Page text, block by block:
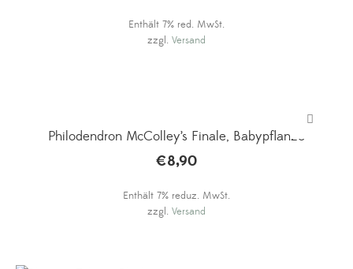
war:
Enthält 7% red. MwSt.
zzgl. Versand
Philodendron McColley’s Finale, Babypflanze
€8,90
Enthält 7% reduz. MwSt.
zzgl. Versand